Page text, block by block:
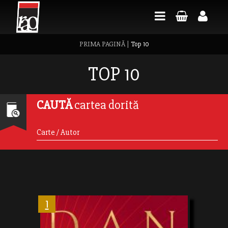
PRIMA PAGINĂ| Top 10
TOP 10
CAUTĂcartea dorită
1